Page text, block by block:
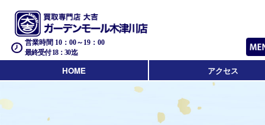
営業時間 10：00～19：00
最終受付 18：30迄
HOME アクセス